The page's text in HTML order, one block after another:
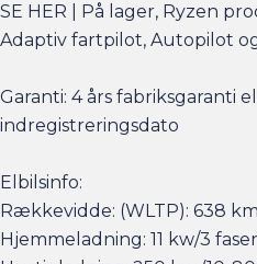
SE HER | På lager, Ryzen
Adaptiv fartpilot, Autopilot
Garanti: 4 års fabriksgaranti
indregistreringsdato
Elbilsinfo:
Rækkevidde: (WLTP): 638 km
Hjemmeladning: 11 kw/3